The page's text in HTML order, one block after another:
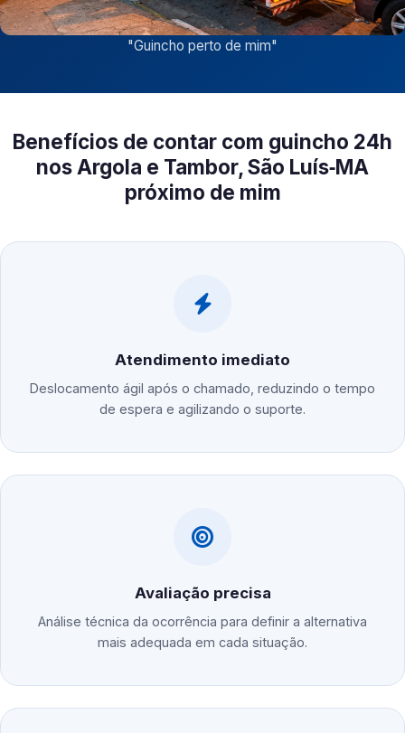
"Guincho perto de mim"
Benefícios de contar com guincho 24h
nos Argola e Tambor, São Luís‑MA
próximo de mim
Atendimento imediato
Deslocamento ágil após o chamado, reduzindo o tempo
de espera e agilizando o suporte.
Avaliação precisa
Análise técnica da ocorrência para definir a alternativa
mais adequada em cada situação.